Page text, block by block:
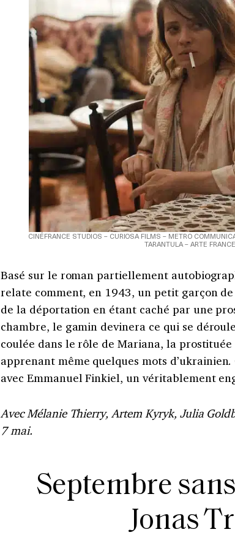
CINÉFRANCE STUDIOS – CURIOSA FILMS – METRO
TARANTULA – ARTE
Basé sur le roman partiellement
relate comment, en 1943, un petit garçon
de la déportation en étant caché par une
chambre, le gamin devinera ce qui se
coulée dans le rôle de Mariana, la
apprenant même quelques mots
avec Emmanuel Finkiel, un véritablement
Avec Mélanie Thierry, Artem Kyryk, Julia
7 mai.
Septembre
Jonas